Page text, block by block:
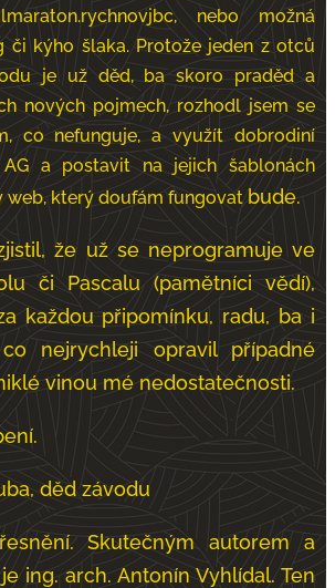
nebo možná
či kýho šlaka. Protože jeden z otců
je už děd, ba skoro praděd a
nových pojmech, rozhodl jsem se
co nefunguje, a využít dobrodiní
a postavit na jejich šablonách
web, který doufám fungovat bude.
že už se neprogramuje ve
či Pascalu (pamětníci vědí),
každou připomínku, radu, ba i
nejrychleji opravil případné
vinou mé nedostatečnosti.
děd závodu
Skutečným autorem a
ing. arch. Antonín Vyhlídal. Ten